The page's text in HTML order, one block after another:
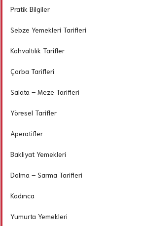
Pratik Bilgiler
Sebze Yemekleri Tarifleri
Kahvaltılık Tarifler
Çorba Tarifleri
Salata – Meze Tarifleri
Yöresel Tarifler
Aperatifler
Bakliyat Yemekleri
Dolma – Sarma Tarifleri
Kadınca
Yumurta Yemekleri